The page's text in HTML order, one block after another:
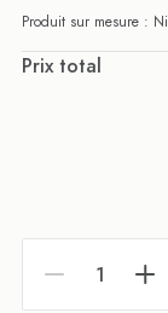
Produit sur mesure :
Prix total